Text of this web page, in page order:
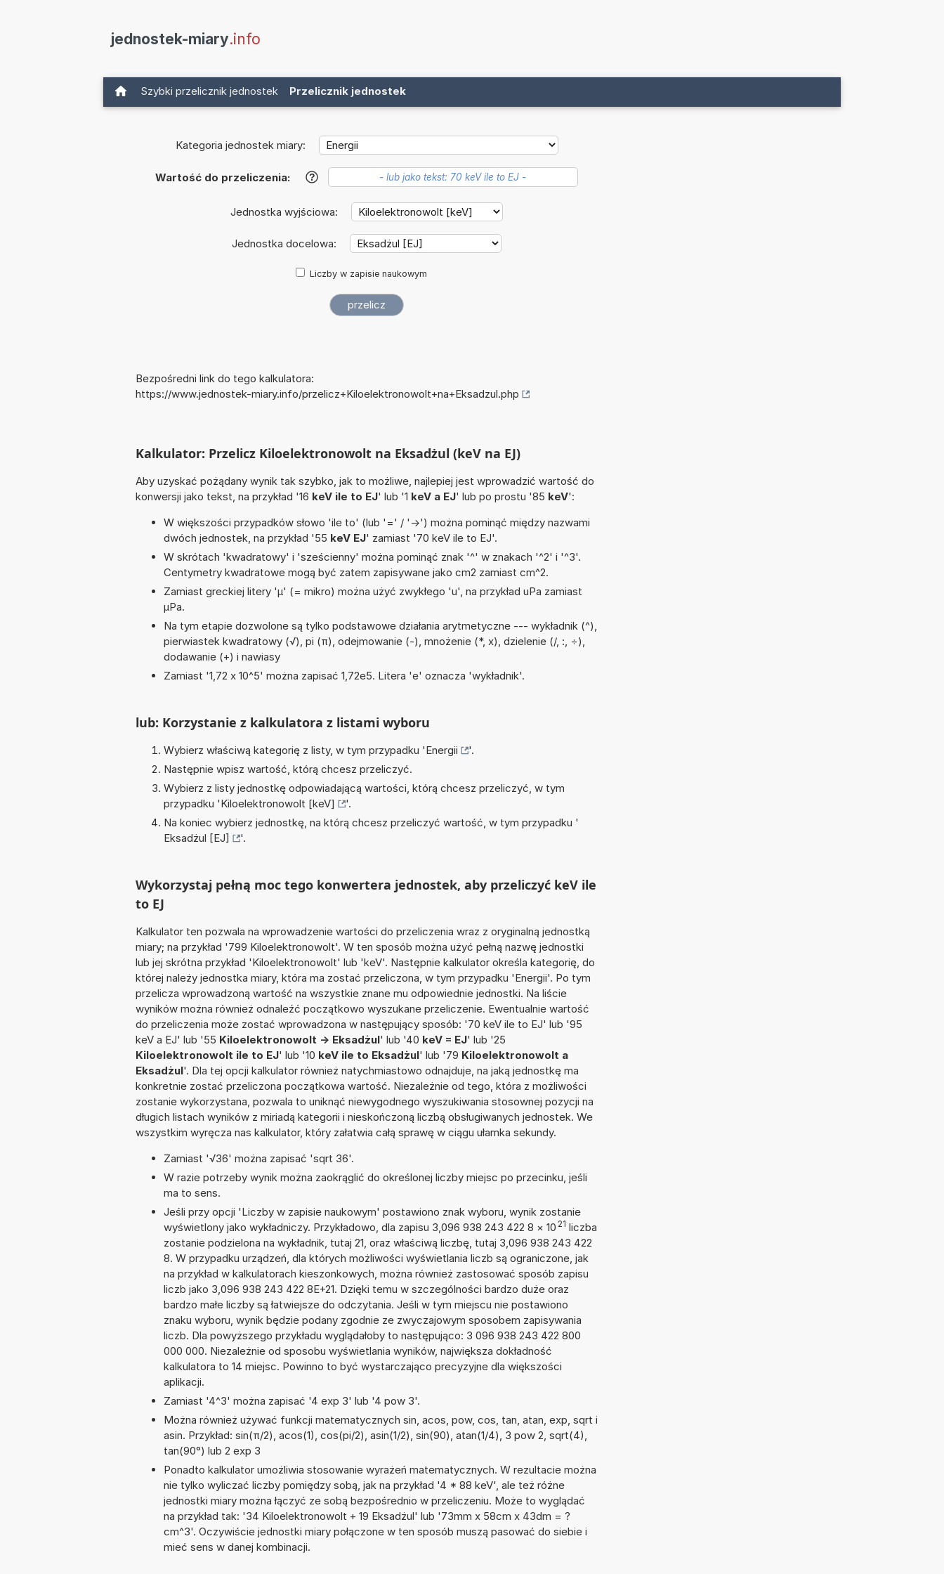
jednostek-miary.info
Szybki przelicznik jednostek Przelicznik jednostek
Kategoria jednostek miary:
Wartość do przeliczenia: ?
Jednostka wyjściowa:
Jednostka docelowa:
Liczby w zapisie naukowym
Bezpośredni link do tego kalkulatora:
https://www.jednostek-miary.info/przelicz+Kiloelektronowolt+na+Eksadzul.php
Kalkulator: Przelicz Kiloelektronowolt na Eksadżul (keV na EJ)
Aby uzyskać pożądany wynik tak szybko, jak to możliwe, najlepiej jest wprowadzić wartość do
konwersji jako tekst, na przykład '16 keV ile to EJ' lub '1 keV a EJ' lub po prostu '85 keV':
W większości przypadków słowo 'ile to' (lub '=' / '->') można pominąć między nazwami
dwóch jednostek, na przykład '55 keV EJ' zamiast '70 keV ile to EJ'.
W skrótach 'kwadratowy' i 'sześcienny' można pominąć znak '^' w znakach '^2' i '^3'.
Centymetry kwadratowe mogą być zatem zapisywane jako cm2 zamiast cm^2.
Zamiast greckiej litery 'µ' (= mikro) można użyć zwykłego 'u', na przykład uPa zamiast
µPa.
Na tym etapie dozwolone są tylko podstawowe działania arytmetyczne --- wykładnik (^),
pierwiastek kwadratowy (√), pi (π), odejmowanie (-), mnożenie (*, x), dzielenie (/, :, ÷),
dodawanie (+) i nawiasy
Zamiast '1,72 x 10^5' można zapisać 1,72e5. Litera 'e' oznacza 'wykładnik'.
lub: Korzystanie z kalkulatora z listami wyboru
Wybierz właściwą kategorię z listy, w tym przypadku 'Energii
'.
Następnie wpisz wartość, którą chcesz przeliczyć.
Wybierz z listy jednostkę odpowiadającą wartości, którą chcesz przeliczyć, w tym
przypadku 'Kiloelektronowolt [keV]
'.
Na koniec wybierz jednostkę, na którą chcesz przeliczyć wartość, w tym przypadku '
Eksadżul [EJ]
'.
Wykorzystaj pełną moc tego konwertera jednostek, aby przeliczyć keV ile
to EJ
Kalkulator ten pozwala na wprowadzenie wartości do przeliczenia wraz z oryginalną jednostką
miary; na przykład '799 Kiloelektronowolt'. W ten sposób można użyć pełną nazwę jednostki
lub jej skrótna przykład 'Kiloelektronowolt' lub 'keV'. Następnie kalkulator określa kategorię, do
której należy jednostka miary, która ma zostać przeliczona, w tym przypadku 'Energii'. Po tym
przelicza wprowadzoną wartość na wszystkie znane mu odpowiednie jednostki. Na liście
wyników można również odnaleźć początkowo wyszukane przeliczenie. Ewentualnie wartość
do przeliczenia może zostać wprowadzona w następujący sposób: '70 keV ile to EJ' lub '95
keV a EJ' lub '55 Kiloelektronowolt -> Eksadżul' lub '40 keV = EJ' lub '25
Kiloelektronowolt ile to EJ' lub '10 keV ile to Eksadżul' lub '79 Kiloelektronowolt a
Eksadżul'. Dla tej opcji kalkulator również natychmiastowo odnajduje, na jaką jednostkę ma
konkretnie zostać przeliczona początkowa wartość. Niezależnie od tego, która z możliwości
zostanie wykorzystana, pozwala to uniknąć niewygodnego wyszukiwania stosownej pozycji na
długich listach wyników z miriadą kategorii i nieskończoną liczbą obsługiwanych jednostek. We
wszystkim wyręcza nas kalkulator, który załatwia całą sprawę w ciągu ułamka sekundy.
Zamiast '√36' można zapisać 'sqrt 36'.
W razie potrzeby wynik można zaokrąglić do określonej liczby miejsc po przecinku, jeśli
ma to sens.
Jeśli przy opcji 'Liczby w zapisie naukowym' postawiono znak wyboru, wynik zostanie
wyświetlony jako wykładniczy. Przykładowo, dla zapisu 3,096 938 243 422 8 × 10 21 liczba
zostanie podzielona na wykładnik, tutaj 21, oraz właściwą liczbę, tutaj 3,096 938 243 422
8. W przypadku urządzeń, dla których możliwości wyświetlania liczb są ograniczone, jak
na przykład w kalkulatorach kieszonkowych, można również zastosować sposób zapisu
liczb jako 3,096 938 243 422 8E+21. Dzięki temu w szczególności bardzo duże oraz
bardzo małe liczby są łatwiejsze do odczytania. Jeśli w tym miejscu nie postawiono
znaku wyboru, wynik będzie podany zgodnie ze zwyczajowym sposobem zapisywania
liczb. Dla powyższego przykładu wyglądałoby to następująco: 3 096 938 243 422 800
000 000. Niezależnie od sposobu wyświetlania wyników, największa dokładność
kalkulatora to 14 miejsc. Powinno to być wystarczająco precyzyjne dla większości
aplikacji.
Zamiast '4^3' można zapisać '4 exp 3' lub '4 pow 3'.
Można również używać funkcji matematycznych sin, acos, pow, cos, tan, atan, exp, sqrt i
asin. Przykład: sin(π/2), acos(1), cos(pi/2), asin(1/2), sin(90), atan(1/4), 3 pow 2, sqrt(4),
tan(90°) lub 2 exp 3
Ponadto kalkulator umożliwia stosowanie wyrażeń matematycznych. W rezultacie można
nie tylko wyliczać liczby pomiędzy sobą, jak na przykład '4 * 88 keV', ale też różne
jednostki miary można łączyć ze sobą bezpośrednio w przeliczeniu. Może to wyglądać
na przykład tak: '34 Kiloelektronowolt + 19 Eksadżul' lub '73mm x 58cm x 43dm = ?
cm^3'. Oczywiście jednostki miary połączone w ten sposób muszą pasować do siebie i
mieć sens w danej kombinacji.